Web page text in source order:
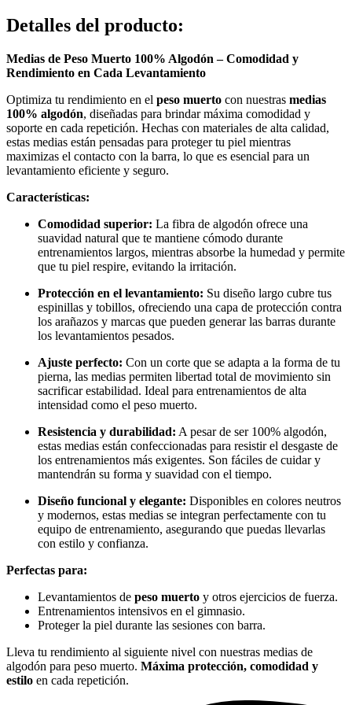
Detalles del producto:
Medias de Peso Muerto 100% Algodón – Comodidad y
Rendimiento en Cada Levantamiento
Optimiza tu rendimiento en el peso muerto con nuestras medias
100% algodón, diseñadas para brindar máxima comodidad y
soporte en cada repetición. Hechas con materiales de alta calidad,
estas medias están pensadas para proteger tu piel mientras
maximizas el contacto con la barra, lo que es esencial para un
levantamiento eficiente y seguro.
Características:
Comodidad superior: La fibra de algodón ofrece una
suavidad natural que te mantiene cómodo durante
entrenamientos largos, mientras absorbe la humedad y permite
que tu piel respire, evitando la irritación.
Protección en el levantamiento: Su diseño largo cubre tus
espinillas y tobillos, ofreciendo una capa de protección contra
los arañazos y marcas que pueden generar las barras durante
los levantamientos pesados.
Ajuste perfecto: Con un corte que se adapta a la forma de tu
pierna, las medias permiten libertad total de movimiento sin
sacrificar estabilidad. Ideal para entrenamientos de alta
intensidad como el peso muerto.
Resistencia y durabilidad: A pesar de ser 100% algodón,
estas medias están confeccionadas para resistir el desgaste de
los entrenamientos más exigentes. Son fáciles de cuidar y
mantendrán su forma y suavidad con el tiempo.
Diseño funcional y elegante: Disponibles en colores neutros
y modernos, estas medias se integran perfectamente con tu
equipo de entrenamiento, asegurando que puedas llevarlas
con estilo y confianza.
Perfectas para:
Levantamientos de peso muerto y otros ejercicios de fuerza.
Entrenamientos intensivos en el gimnasio.
Proteger la piel durante las sesiones con barra.
Lleva tu rendimiento al siguiente nivel con nuestras medias de
algodón para peso muerto. Máxima protección, comodidad y
estilo en cada repetición.